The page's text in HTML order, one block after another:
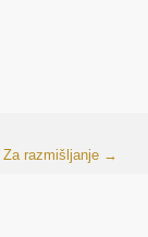
Za razmišljanje →